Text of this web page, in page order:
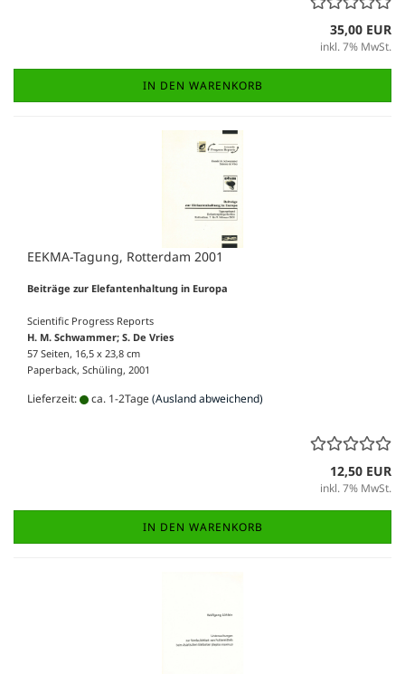
35,00 EUR
inkl. 7% MwSt.
IN DEN WARENKORB
EEKMA-Tagung, Rotterdam 2001
Beiträge zur Elefantenhaltung in Europa
Scientific Progress Reports
H. M. Schwammer; S. De Vries
57 Seiten, 16,5 x 23,8 cm
Paperback, Schüling, 2001
Lieferzeit: ca. 1-2Tage(Ausland abweichend)
12,50 EUR
inkl. 7% MwSt.
IN DEN WARENKORB